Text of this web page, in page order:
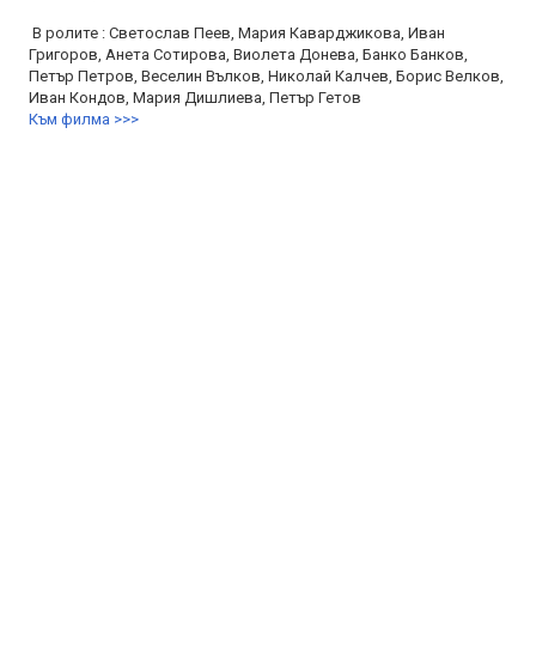
В ролите : Светослав Пеев, Мария Каварджикова, Иван
Григоров, Анета Сотирова, Виолета Донева, Банко Банков,
Петър Петров, Веселин Вълков, Николай Калчев, Борис Велков,
Иван Кондов, Мария Дишлиева, Петър Гетов
Към филма >>>